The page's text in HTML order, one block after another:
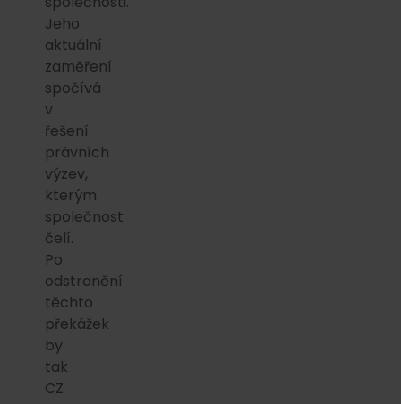
Jeho
aktuální
zaměření
spočívá
v
řešení
právních
výzev,
kterým
společnost
čelí.
Po
odstranění
těchto
překážek
by
tak
CZ